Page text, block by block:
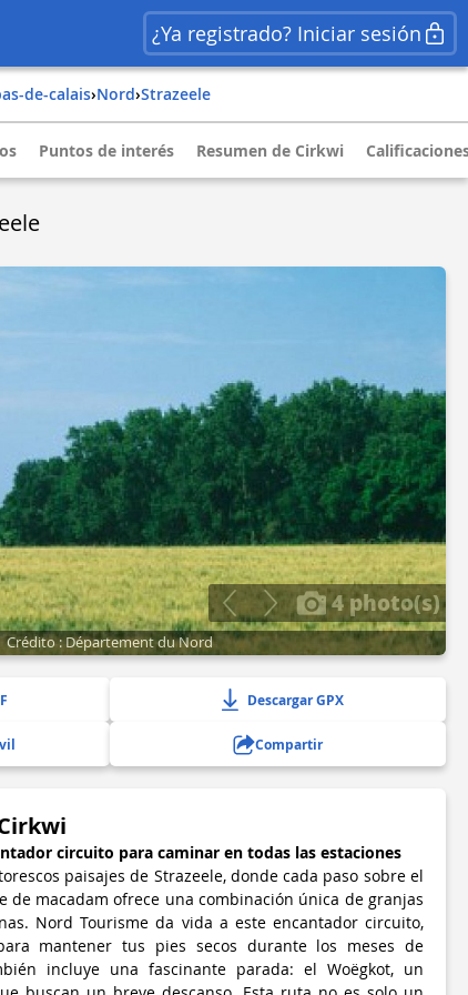
¿Ya registrado? Iniciar sesión
de-calais› nord› strazeele
Puntos de interés Resumen de Cirkwi
4 photo(s)
Crédito : Département du Nord
Descargar GPX
Compartir
circuito para caminar en todas las estaciones
paisajes de Strazeele, donde cada paso sobre el
de macadam ofrece una combinación única de granjas
Nord Tourisme da vida a este encantador circuito,
mantener tus pies secos durante los meses de
incluye una fascinante parada: el Woëgkot, un